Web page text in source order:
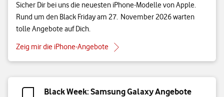
Sicher Dir bei uns die neuesten iPhone-Modelle von Apple.
Rund um den Black Friday am 27. November 2026 warten
tolle Angebote auf Dich.
Zeig mir die iPhone-Angebote
Black Week: Samsung Galaxy Angebote